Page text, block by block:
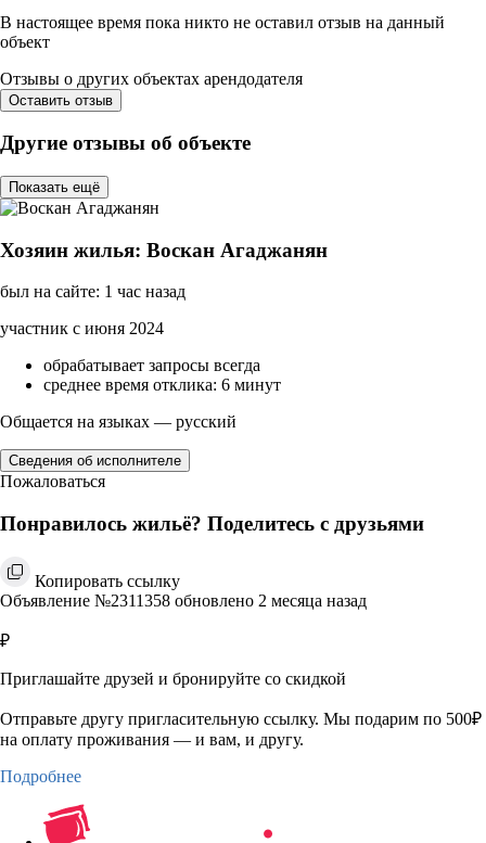
В настоящее время пока никто не оставил отзыв на данный
объект
Отзывы о других объектах арендодателя
Оставить отзыв
Другие отзывы об объекте
Показать ещё
Хозяин жилья: Воскан Агаджанян
был на сайте: 1 час назад
участник с июня 2024
обрабатывает запросы всегда
среднее время отклика: 6 минут
Общается на языках — русский
Сведения об исполнителе
Пожаловаться
Понравилось жильё? Поделитесь с друзьями
Копировать ссылку
Объявление №2311358 обновлено 2 месяца назад
₽
Приглашайте друзей и бронируйте со скидкой
Отправьте другу пригласительную ссылку. Мы подарим по 500₽
на оплату проживания — и вам, и другу.
Подробнее